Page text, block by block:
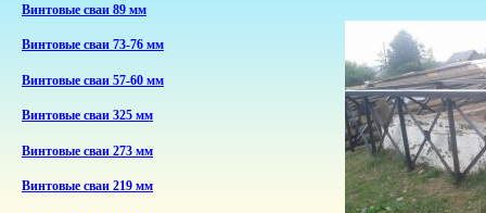
Винтовые сваи 89 мм
Винтовые сваи 73-76 мм
Винтовые сваи 57-60 мм
Винтовые сваи 325 мм
Винтовые сваи 273 мм
Винтовые сваи 219 мм